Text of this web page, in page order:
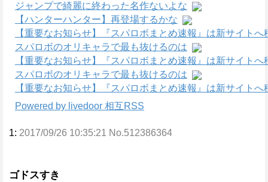
ジャンプで綺麗に終わった名作ないよな
【ハンターハンター】再登場するかな
【重要なお知らせ】『スパロボまとめ速報』は新サイトへ
スパロボのオリキャラで最も抜けるのは
【重要なお知らせ】『スパロボまとめ速報』は新サイトへ
スパロボのオリキャラで最も抜けるのは
【重要なお知らせ】『スパロボまとめ速報』は新サイトへ
Powered by livedoor 相互RSS
1: 2017/09/26 10:35:21 No.512386364
ゴドスすき